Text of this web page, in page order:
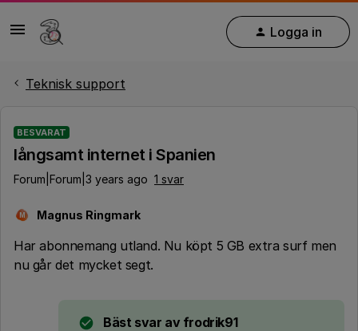
Logga in
Teknisk support
BESVARAT
långsamt internet i Spanien
Forum|Forum|3 years ago 1 svar
M Magnus Ringmark
Har abonnemang utland. Nu köpt 5 GB extra surf men
nu går det mycket segt.
Bäst svar av frodrik91